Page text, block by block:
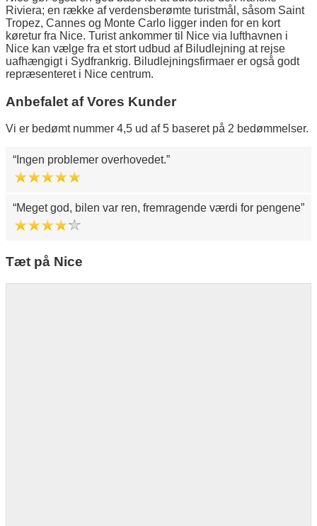
Riviera; en række af verdensberømte turistmål, såsom Saint
Tropez, Cannes og Monte Carlo ligger inden for en kort
køretur fra Nice. Turist ankommer til Nice via lufthavnen i
Nice kan vælge fra et stort udbud af Biludlejning at rejse
uafhængigt i Sydfrankrig. Biludlejningsfirmaer er også godt
repræsenteret i Nice centrum.
Anbefalet af Vores Kunder
Vi er bedømt nummer 4,5 ud af 5 baseret på 2 bedømmelser.
Ingen problemer overhovedet.
Meget god, bilen var ren, fremragende værdi for pengene
Tæt på Nice